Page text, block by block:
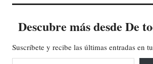
Descubre más desde De
Suscríbete y recibe las últimas entradas en
Escribe tu correo electrónico…